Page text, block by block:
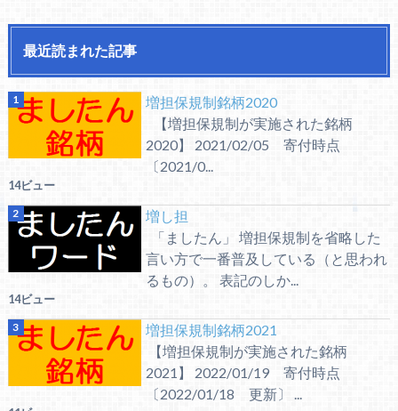
最近読まれた記事
増担保規制銘柄2020
【増担保規制が実施された銘柄
2020】 2021/02/05 寄付時点
〔2021/0...
14ビュー
増し担
「ましたん」 増担保規制を省略した
言い方で一番普及している（と思われ
るもの）。 表記のしか...
14ビュー
増担保規制銘柄2021
【増担保規制が実施された銘柄
2021】 2022/01/19 寄付時点
〔2022/01/18 更新〕 ...